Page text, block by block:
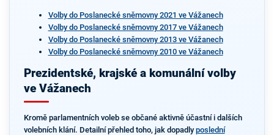
Volby do Poslanecké sněmovny 2021 ve Vážanech
Volby do Poslanecké sněmovny 2017 ve Vážanech
Volby do Poslanecké sněmovny 2013 ve Vážanech
Volby do Poslanecké sněmovny 2010 ve Vážanech
Prezidentské, krajské a komunální volby
ve Vážanech
Kromě parlamentních voleb se občané aktivně účastní i dalších
volebních klání. Detailní přehled toho, jak dopadly poslední